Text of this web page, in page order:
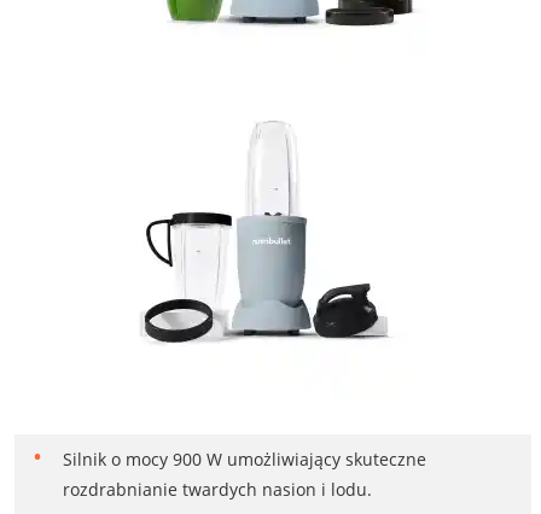
Silnik o mocy 900 W umożliwiający skuteczne
rozdrabnianie twardych nasion i lodu.